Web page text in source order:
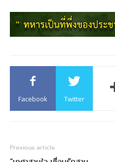
Facebook Twitter
Previous article